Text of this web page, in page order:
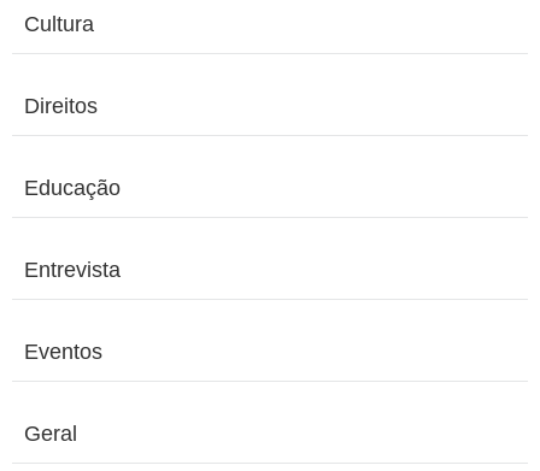
Cultura
Direitos
Educação
Entrevista
Eventos
Geral